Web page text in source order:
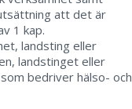
att det är
1 kap.
landsting eller
landstinget eller
bedriver hälso- och